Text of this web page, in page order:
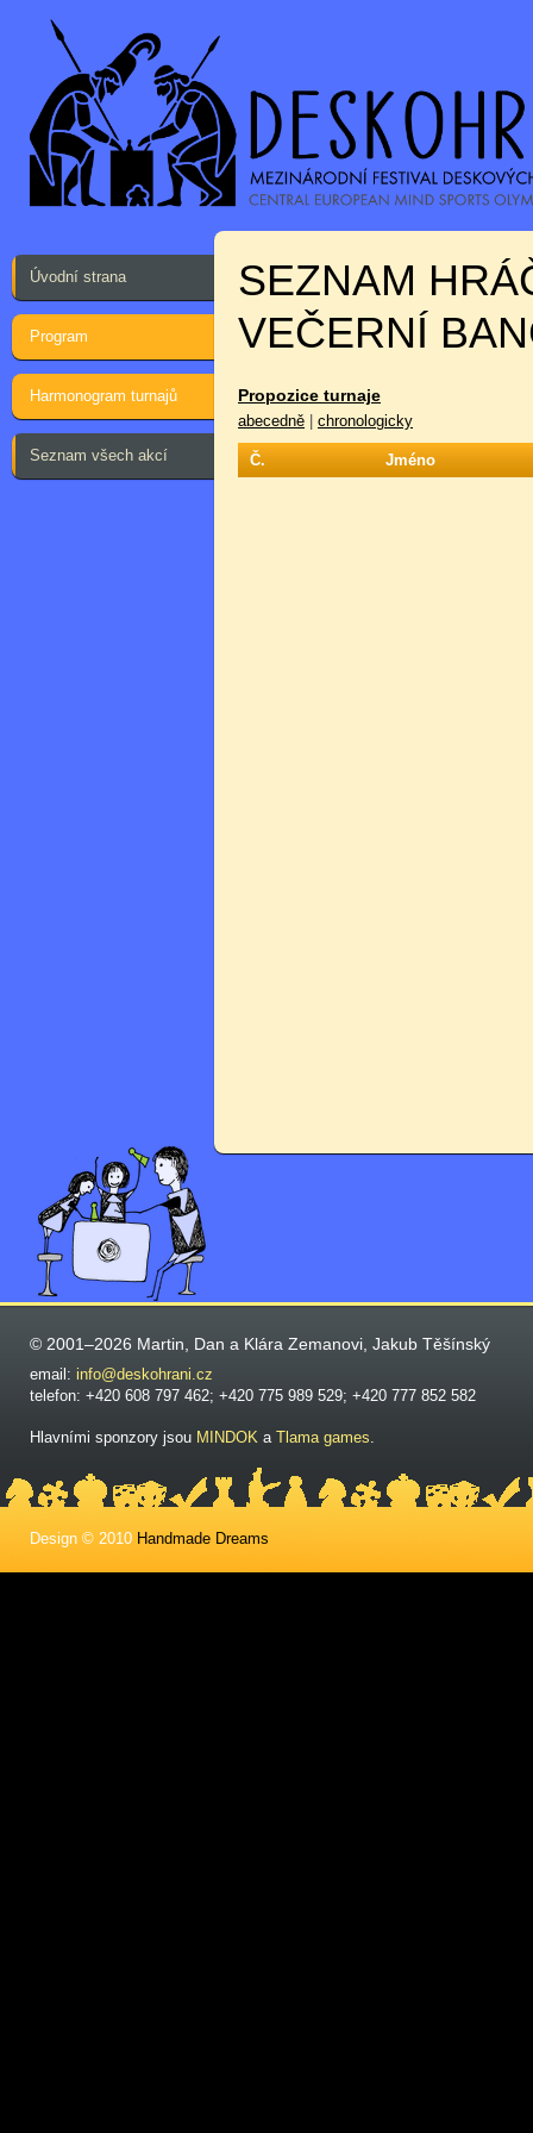
Úvodní strana
Program
Harmonogram turnajů
Seznam všech akcí
SEZNAM
VEČERNÍ
Propozice turnaje
abecedně chronologicky
Č. Jméno
© 2001–2026 Martin, Dan a Klára Zemanovi, Jakub Těšínský
email: info@deskohrani.cz
telefon: +420 608 797 462; +420 775 989 529; +420 777 852 582
Hlavními sponzory jsou MINDOK a Tlama games.
Design © 2010 Handmade Dreams